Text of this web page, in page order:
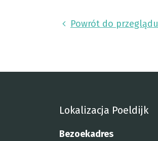
Powrót do przeglądu
Lokalizacja Poeldijk
Bezoekadres